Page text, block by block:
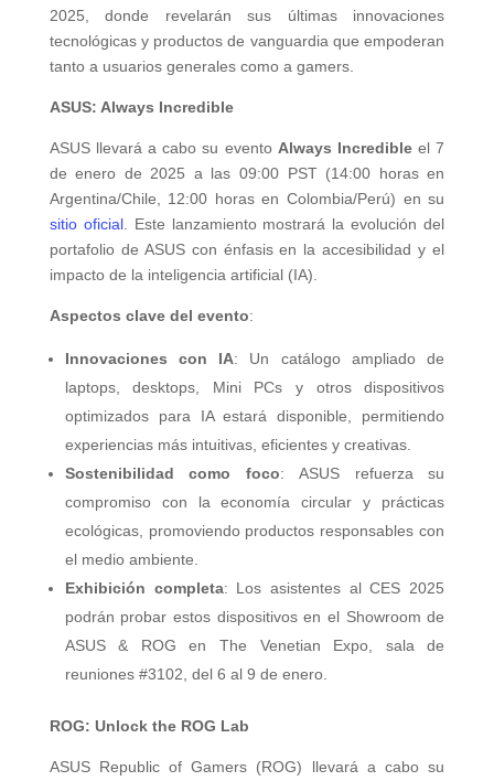
2025, donde revelarán sus últimas innovaciones
tecnológicas y productos de vanguardia que empoderan
tanto a usuarios generales como a gamers.
ASUS: Always Incredible
ASUS llevará a cabo su evento Always Incredibleel 7
de enero de 2025 a las 09:00 PST (14:00 horas en
Argentina/Chile, 12:00 horas en Colombia/Perú) en su
sitio oficial. Este lanzamiento mostrará la evolución del
portafolio de ASUS con énfasis en la accesibilidad y el
impacto de la inteligencia artificial (IA).
Aspectos clave del evento:
Innovaciones con IA: Un catálogo ampliado de
laptops, desktops, Mini PCs y otros dispositivos
optimizados para IA estará disponible, permitiendo
experiencias más intuitivas, eficientes y creativas.
Sostenibilidad como foco: ASUS refuerza su
compromiso con la economía circular y prácticas
ecológicas, promoviendo productos responsables con
el medio ambiente.
Exhibición completa: Los asistentes al CES 2025
podrán probar estos dispositivos en el Showroom de
ASUS & ROG en The Venetian Expo, sala de
reuniones #3102, del 6 al 9 de enero.
ROG: Unlock the ROG Lab
ASUS Republic of Gamers (ROG) llevará a cabo su